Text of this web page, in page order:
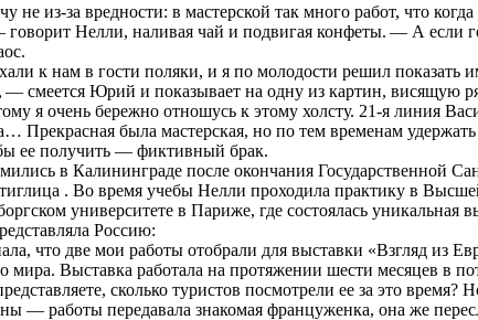
из-за вредности: в мастерской так много работ, что
говорит Нелли, наливая чай и подвигая конфеты. — А если
к нам в гости поляки, и я по молодости решил показать
— смеется Юрий и показывает на одну из картин, висящую
я очень бережно отношусь к этому холсту. 21‑я линия
Прекрасная была мастерская, но по тем временам
ее получить — фиктивный брак.
в Калининграде после окончания Государственной
. Во время учебы Нелли проходила практику в
университете в Париже, где состоялась уникальная
Россию:
что две мои работы отобрали для выставки «Взгляд из
мира. Выставка работала на протяжении шести месяцев в
сколько туристов посмотрели ее за это время?
— работы передавала знакомая француженка, она же